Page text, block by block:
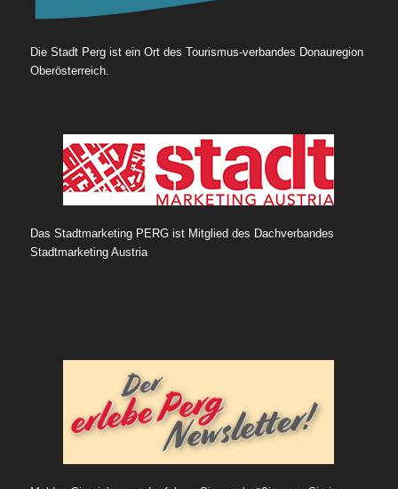
Die Stadt Perg ist ein Ort des Tourismus-verbandes Donauregion
Oberösterreich.
Das Stadtmarketing PERG ist Mitglied des Dachverbandes
Stadtmarketing Austria